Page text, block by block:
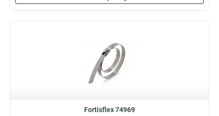
Fortisflex 74969